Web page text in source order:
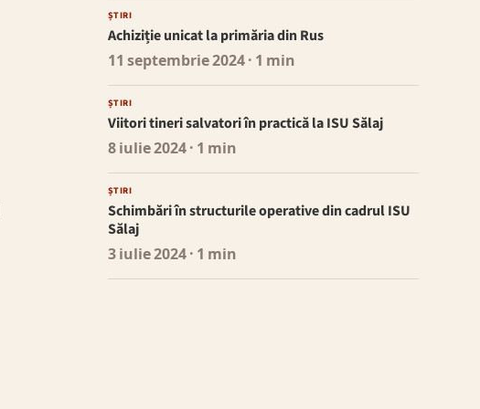
ȘTIRI
Achiziție unicat la primăria din Rus
11 septembrie 2024· 1 min
ȘTIRI
Viitori tineri salvatori în practică la ISU Sălaj
8 iulie 2024· 1 min
ȘTIRI
Schimbări în structurile operative din cadrul ISU
Sălaj
3 iulie 2024· 1 min